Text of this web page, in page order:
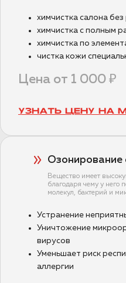
химчистка салона
химчистка с полным
химчистка по
чистка кожи
Цена от 1 000 ₽
УЗНАТЬ ЦЕНУ НА
Озонирование
Вещество имеет
благодаря чему у него
молекул, бактерий и
Устранение
Уничтожение
вирусов
Уменьшает риск
аллергии